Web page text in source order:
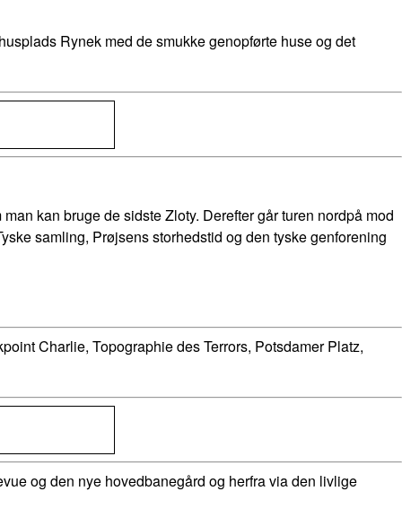
Rynek med de smukke genopførte huse og det
kan bruge de sidste Zloty. Derefter går turen nordpå mod
samling, Prøjsens storhedstid og den tyske genforening
Charlie, Topographie des Terrors, Potsdamer Platz,
og den nye hovedbanegård og herfra via den livlige